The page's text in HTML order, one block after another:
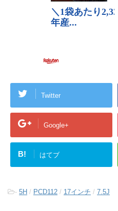
Twitter
Google+
B! はてブ
- 5H / PCD112 / 17インチ / 7.5J